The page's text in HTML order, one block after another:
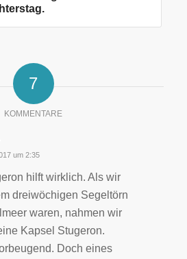
7
KOMMENTARE
um 2:35
hilft wirklich. Als wir
dreiwöchigen Segeltörn
waren, nahmen wir
Kapsel Stugeron.
Doch eines